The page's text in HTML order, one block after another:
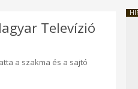
Televízió
a szakma és a sajtó